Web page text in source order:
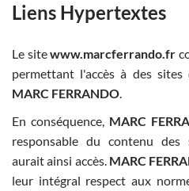
Liens Hypertextes
Le sitewww.marcferrando.fr
permettant l'accès à des
MARC FERRANDO.
En conséquence, MARC
responsable du contenu
aurait ainsi accès. MARC
leur intégral respect aux